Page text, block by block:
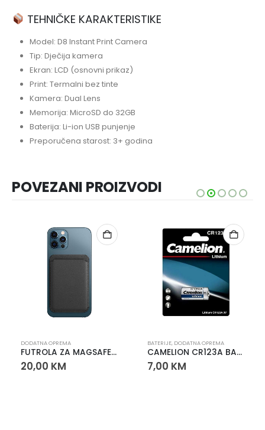
TEHNIČKE KARAKTERISTIKE
Model: D8 Instant Print Camera
Tip: Dječija kamera
Ekran: LCD (osnovni prikaz)
Print: Termalni bez tinte
Kamera: Dual Lens
Memorija: MicroSD do 32GB
Baterija: Li-ion USB punjenje
Preporučena starost: 3+ godina
POVEZANI PROIZVODI
DODATNA OPREMA
FUTROLA ZA MAGSAFE PUNJAČ
20,00 KM
BATERIJE, DODATNA OPREMA
CAMELION CR123A BATERIJA
7,00 KM